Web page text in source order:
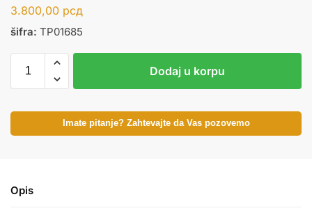
3.800,00 рсд
šifra: TP01685
Dodaj u korpu
Imate pitanje? Zahtevajte da Vas pozovemo
Opis